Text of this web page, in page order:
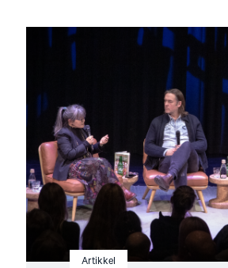
Artikkel
Read
article
krig
blir
hverdag"